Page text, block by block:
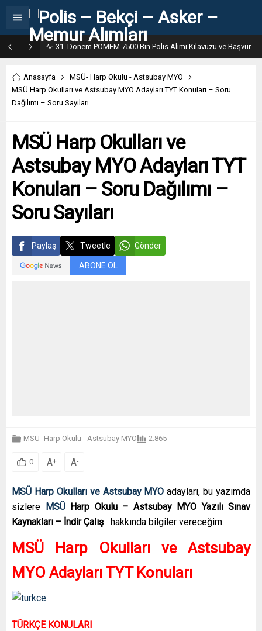
31. Dönem POMEM 7500 Bin Polis Alımı Kılavuzu ve Başvuru Ekranı
Anasayfa
MSÜ- Harp Okulu - Astsubay MYO
MSÜ Harp Okulları ve Astsubay MYO Adayları TYT Konuları – Soru
Dağılımı – Soru Sayıları
MSÜ Harp Okulları ve
Astsubay MYO Adayları TYT
Konuları – Soru Dağılımı –
Soru Sayıları
Paylaş Tweetle Gönder
ABONE OL
MSÜ- Harp Okulu - Astsubay MYO 2.865
0 A+ A-
MSÜ Harp Okulları ve Astsubay MYO adayları, bu yazımda
sizlere MSÜHarp Okulu – Astsubay MYO Yazılı Sınav
Kaynakları – İndir Çalış
hakkında bilgiler vereceğim.
MSÜ Harp Okulları ve Astsubay
MYO Adayları TYT Konuları
TÜRKÇE KONULARI